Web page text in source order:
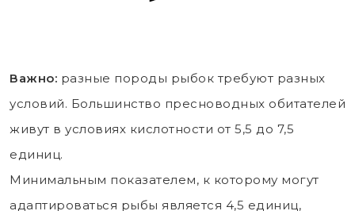
Важно: разные породы рыбок требуют разных
условий. Большинство пресноводных обитателей
живут в условиях кислотности от 5,5 до 7,5
единиц.
Минимальным показателем, к которому могут
адаптироваться рыбы является 4,5 единиц,